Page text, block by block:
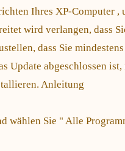
Ihres XP-Computer
wird verlangen, dass
dass Sie
Update abgeschlossen
Anleitung
wählen Sie " Alle